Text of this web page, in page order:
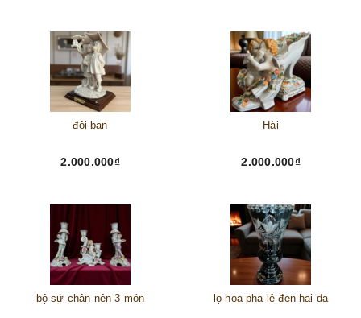
đôi bạn
2.000.000₫
Hài
2.000.000₫
bộ sứ chân nên 3 món lọ hoa pha lê đen hai da